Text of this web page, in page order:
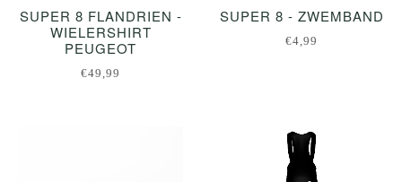
SUPER 8 FLANDRIEN -
WIELERSHIRT
PEUGEOT
€49,99
SUPER 8 - ZWEMBAND
€4,99